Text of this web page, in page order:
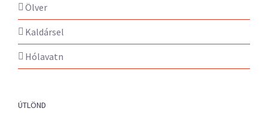
Ölver
Kaldársel
Hólavatn
ÚTLÖND